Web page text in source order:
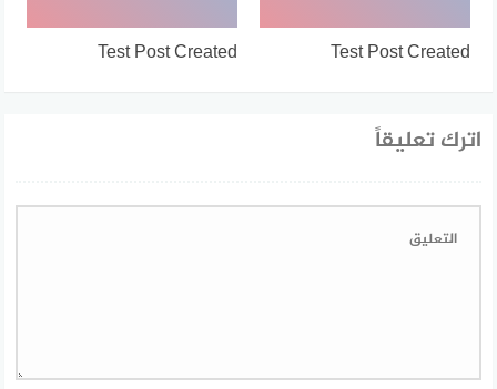
Test Post Created
Test Post Created
اترك تعليقاً